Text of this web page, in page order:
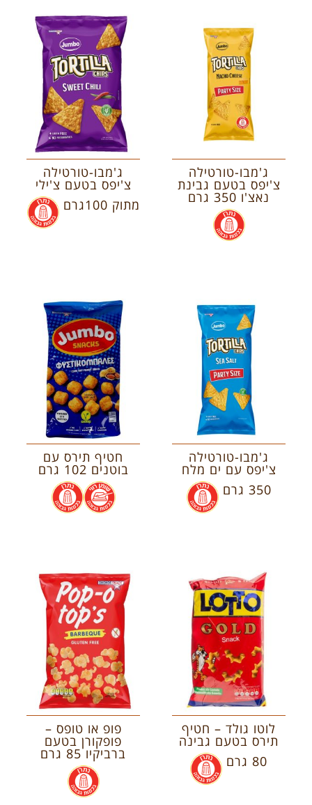
ג'מבו-טורטילה
צ'יפס בטעם גבינת
נאצ'ו 350 גרם
.
ג'מבו-טורטילה
צ'יפס בטעם צ'ילי
מתוק 100גרם
.
ג'מבו-טורטילה
צ'יפס עם ים מלח
350 גרם
.
חטיף תירס עם
בוטנים 102 גרם
.
.
לוטו גולד – חטיף
תירס בטעם גבינה
80 גרם
.
פופ או טופס –
פופקורן בטעם
ברביקיו 85 גרם
.